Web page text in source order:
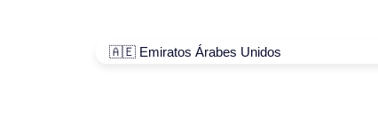
🇦🇪 Emiratos Árabes Unidos